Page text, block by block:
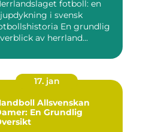
fotboll: en
i svensk
En grundlig
av herrland...
17. jan
Allsvenskan
En Grundlig